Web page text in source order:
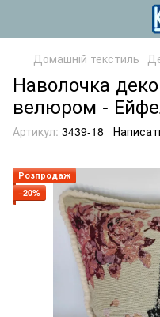
Домашній текстиль
Наволочка
велюром -
Артикул: 3439-18
Розпродаж
−20%